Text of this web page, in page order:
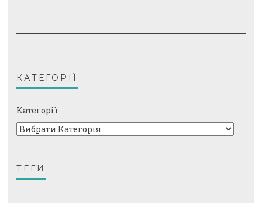
КАТЕГОРІЇ
Категорії
ТЕГИ